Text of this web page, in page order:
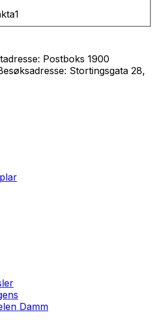
1
Postboks 1900
Stortingsgata 28,
Damm